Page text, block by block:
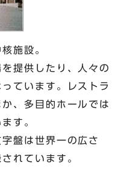
施設。
提供したり、人々の
ています。レストラ
、多目的ホールでは
す。
盤は世界一の広さ
れています。